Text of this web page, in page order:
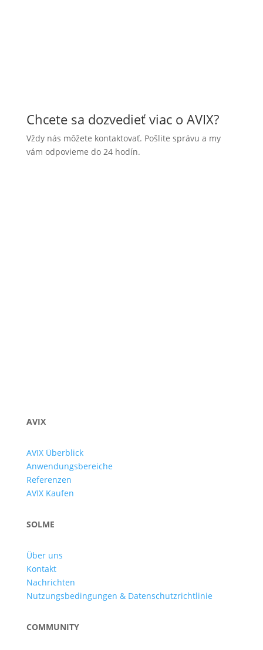
Chcete sa dozvedieť viac o AVIX?
Vždy nás môžete kontaktovať. Pošlite správu a my
vám odpovieme do 24 hodín.
AVIX
AVIX Überblick
Anwendungsbereiche
Referenzen
AVIX Kaufen
SOLME
Über uns
Kontakt
Nachrichten
Nutzungsbedingungen & Datenschutzrichtlinie
COMMUNITY